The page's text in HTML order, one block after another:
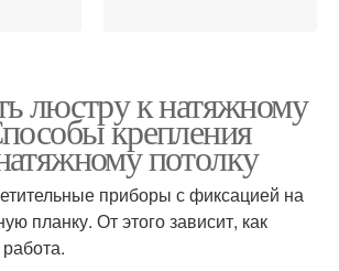
люстру к натяжному
крепления
потолку
приборы с фиксацией на
планку. От этого зависит, как